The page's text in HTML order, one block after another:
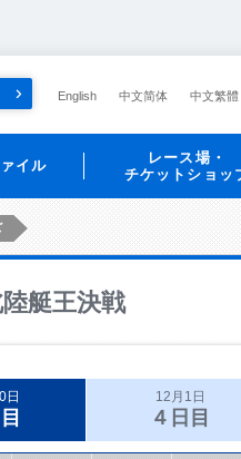
English 中文简体 中文繁體
イル
レース場・
チケットショッ
艇王決戦
日 12月1日
４日目